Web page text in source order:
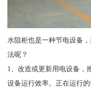
水阻柜也是一种节电设备
法呢？
1、改造或更新用电设备，
设备运行效率。正在运行